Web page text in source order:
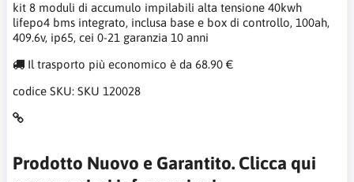
kit 8 moduli di accumulo impilabili alta tensione 40kwh
lifepo4 bms integrato, inclusa base e box di controllo, 100ah,
409.6v, ip65, cei 0-21 garanzia 10 anni
Il trasporto più economico è da 68.90 €
codice SKU: SKU 120028
Prodotto Nuovo e Garantito. Clicca qui